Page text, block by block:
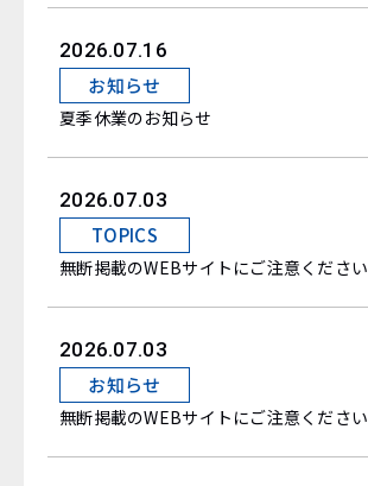
2026.07.16
お知らせ
夏季休業のお知らせ
2026.07.03
TOPICS
無断掲載のWEBサイトにご注意ください
2026.07.03
お知らせ
無断掲載のWEBサイトにご注意ください